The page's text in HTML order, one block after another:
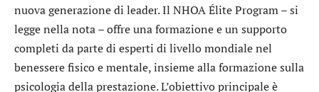
nuova generazione di leader. Il NHOA Élite Program – si
legge nella nota – offre una formazione e un supporto
completi da parte di esperti di livello mondiale nel
benessere fisico e mentale, insieme alla formazione sulla
psicologia della prestazione. L’obiettivo principale è